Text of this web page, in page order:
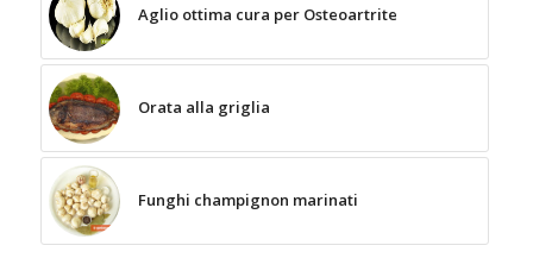
Aglio ottima cura per Osteoartrite
Orata alla griglia
Funghi champignon marinati